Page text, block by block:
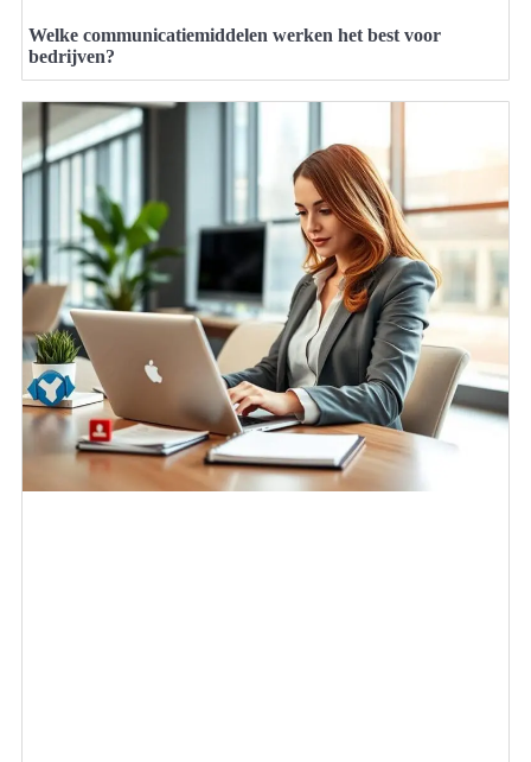
Welke communicatiemiddelen werken het best voor
bedrijven?